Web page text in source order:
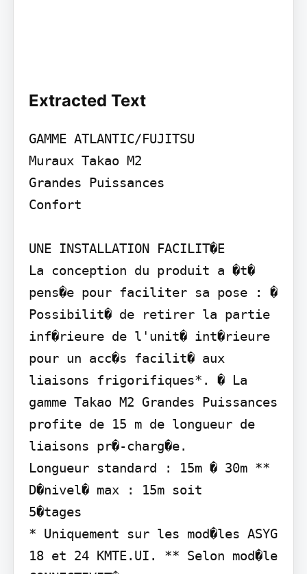
Extracted Text
GAMME ATLANTIC/FUJITSU
Muraux Takao M2
Grandes Puissances
Confort
UNE INSTALLATION FACILIT�E
La conception du produit a �t�
pens�e pour faciliter sa pose : �
Possibilit� de retirer la partie
inf�rieure de l'unit� int�rieure
pour un acc�s facilit� aux
liaisons frigorifiques*. � La
gamme Takao M2 Grandes Puissances
profite de 15 m de longueur de
liaisons pr�-charg�e.
Longueur standard : 15m � 30m **
D�nivel� max : 15m soit
5�tages
* Uniquement sur les mod�les ASYG
18 et 24 KMTE.UI. ** Selon mod�le